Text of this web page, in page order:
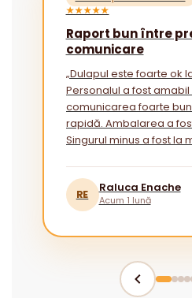
★★★★★
Raport bun între
comunicare
„Dulapul este foarte ok
Personalul a fost
comunicarea foarte
rapidă. Ambalarea a
Singurul minus a fost la
RE
Raluca Enache
Acum 1 lună